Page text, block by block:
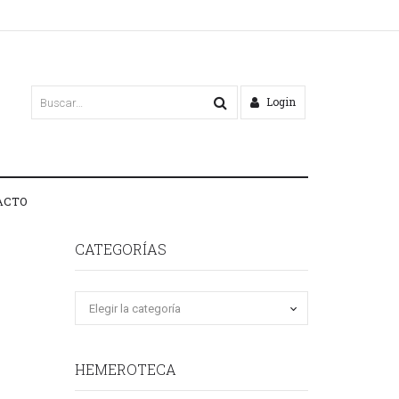
Login
CATEGORÍAS
HEMEROTECA